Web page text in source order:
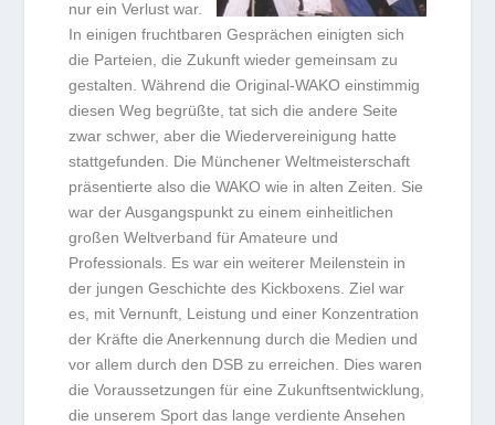
nur ein Verlust war.
In einigen fruchtbaren Gesprächen einigten sich
die Parteien, die Zukunft wieder gemeinsam zu
gestalten. Während die Original-WAKO einstimmig
diesen Weg begrüßte, tat sich die andere Seite
zwar schwer, aber die Wiedervereinigung hatte
stattgefunden. Die Münchener Weltmeisterschaft
präsentierte also die WAKO wie in alten Zeiten. Sie
war der Ausgangspunkt zu einem einheitlichen
großen Weltverband für Amateure und
Professionals. Es war ein weiterer Meilenstein in
der jungen Geschichte des Kickboxens. Ziel war
es, mit Vernunft, Leistung und einer Konzentration
der Kräfte die Anerkennung durch die Medien und
vor allem durch den DSB zu erreichen. Dies waren
die Voraussetzungen für eine Zukunftsentwicklung,
die unserem Sport das lange verdiente Ansehen